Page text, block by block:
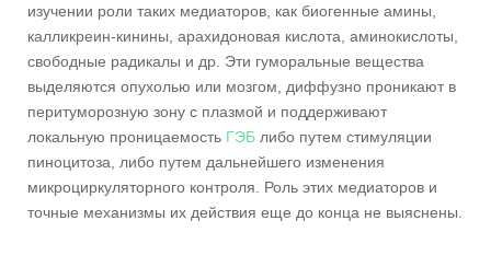
изучении роли таких медиаторов, как биогенные амины,
калликреин-кинины, арахидоновая кислота, аминокислоты,
свободные радикалы и др. Эти гуморальные вещества
выделяются опухолью или мозгом, диффузно проникают в
перитуморозную зону с плазмой и поддерживают
локальную проницаемость ГЭБ либо путем стимуляции
пиноцитоза, либо путем дальнейшего изменения
микроциркуляторного контроля. Роль этих медиаторов и
точные механизмы их действия еще до конца не выяснены.